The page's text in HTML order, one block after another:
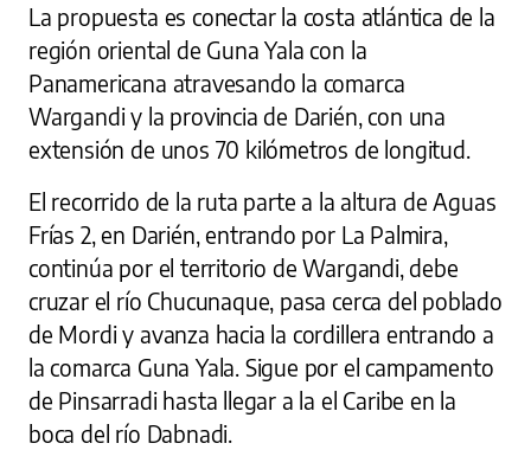
La propuesta es conectar la costa atlántica de la
región oriental de Guna Yala con la
Panamericana atravesando la comarca
Wargandi y la provincia de Darién, con una
extensión de unos 70 kilómetros de longitud.
El recorrido de la ruta parte a la altura de Aguas
Frías 2, en Darién, entrando por La Palmira,
continúa por el territorio de Wargandi, debe
cruzar el río Chucunaque, pasa cerca del poblado
de Mordi y avanza hacia la cordillera entrando a
la comarca Guna Yala. Sigue por el campamento
de Pinsarradi hasta llegar a la el Caribe en la
boca del río Dabnadi.